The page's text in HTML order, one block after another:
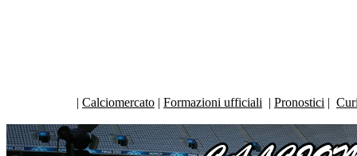
| Calciomercato | Formazioni ufficiali | Pronostici |